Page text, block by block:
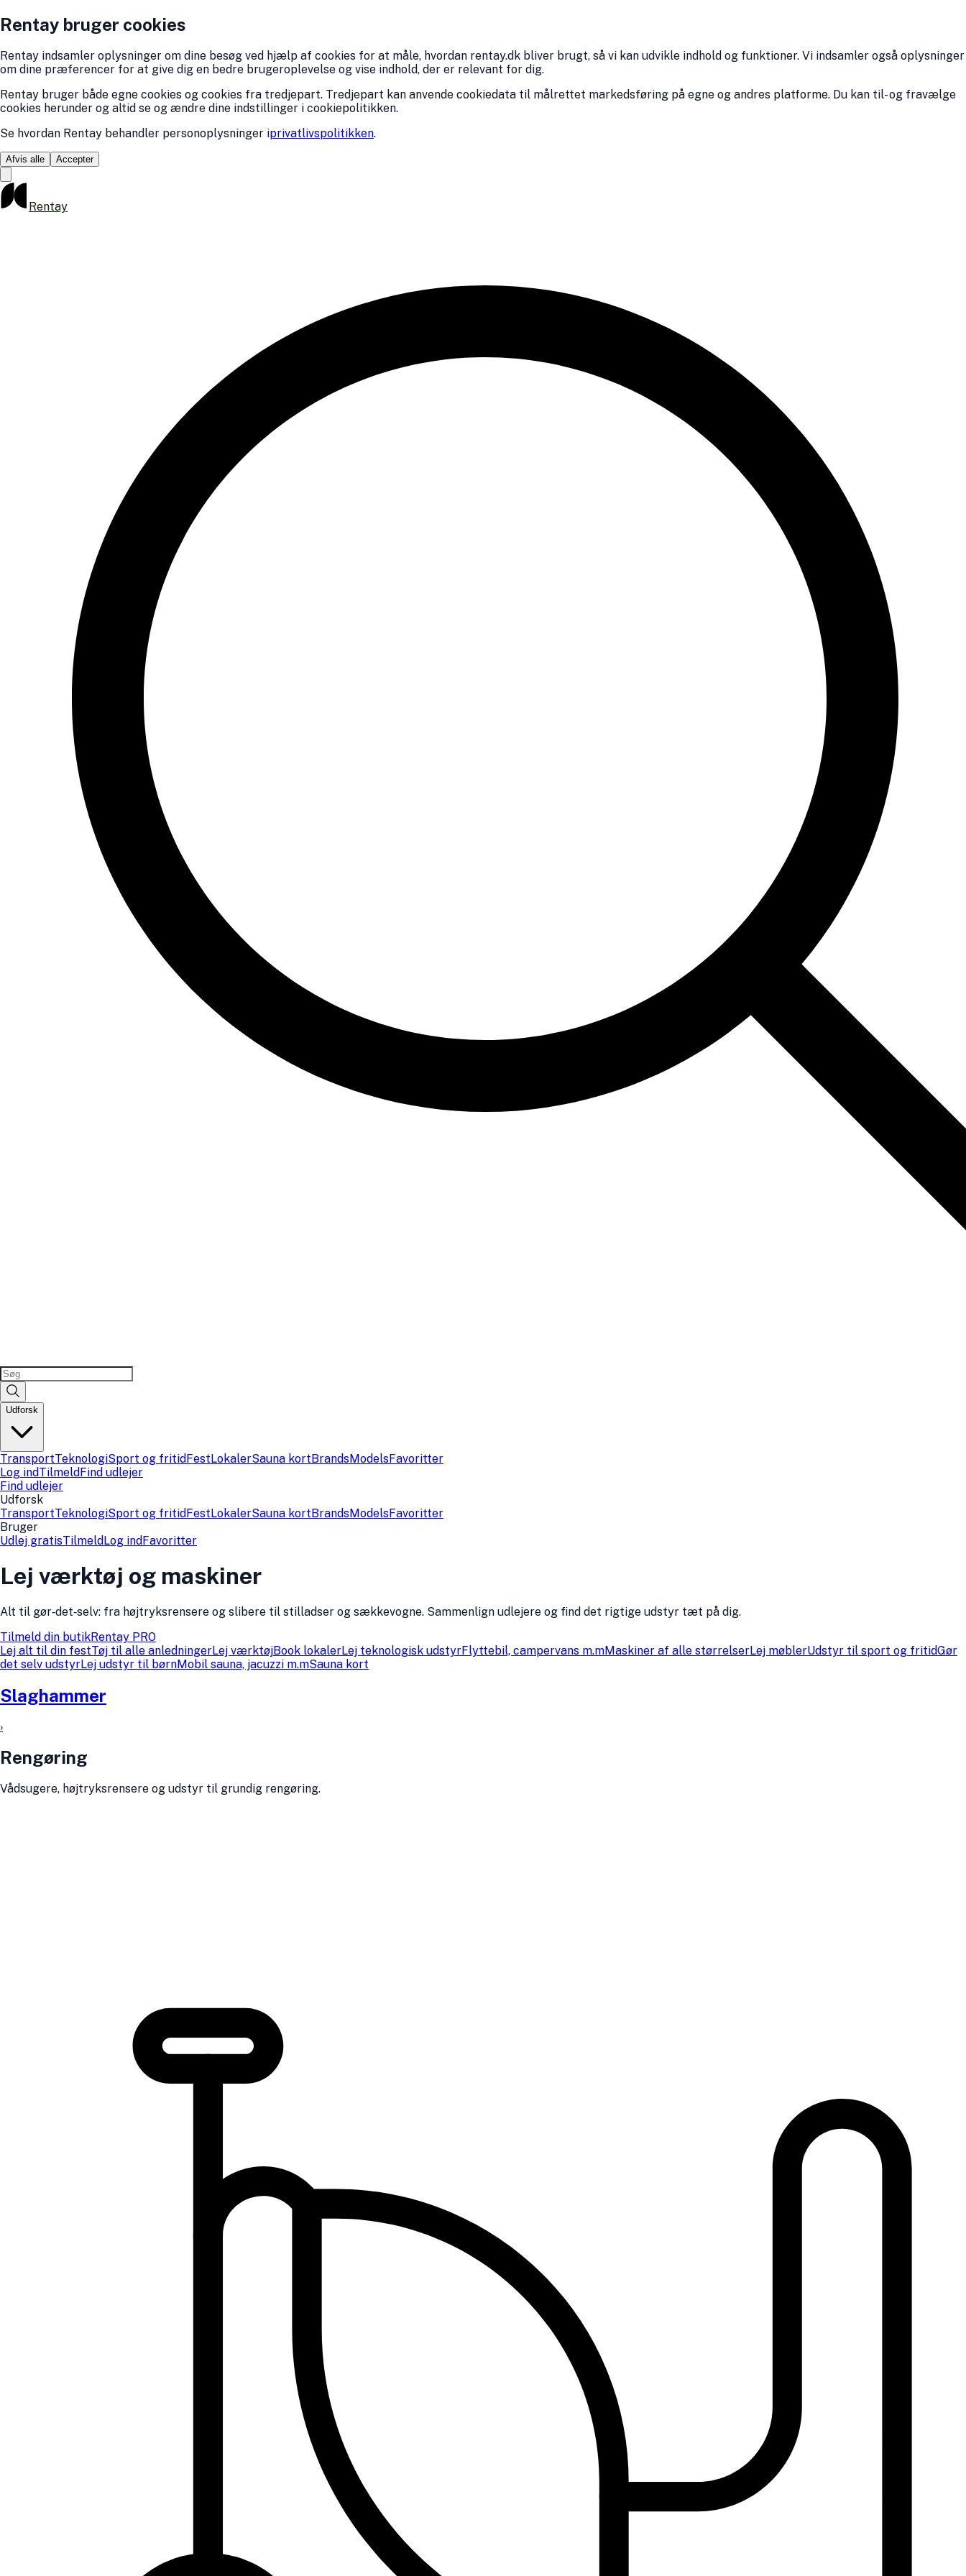
Rentay bruger cookies
Rentay indsamler oplysninger om dine besøg ved hjælp af cookies for at måle, hvordan rentay.dk bliver brugt, så vi kan udvikle indhold og funktioner. Vi indsamler også oplysninger
om dine præferencer for at give dig en bedre brugeroplevelse og vise indhold, der er relevant for dig.
Rentay bruger både egne cookies og cookies fra tredjepart. Tredjepart kan anvende cookiedata til målrettet markedsføring på egne og andres platforme. Du kan til- og fravælge
cookies herunder og altid se og ændre dine indstillinger i cookiepolitikken.
Se hvordan Rentay behandler personoplysninger iprivatlivspolitikken.
Afvis alle Accepter
Rentay
Udforsk
TransportTeknologiSport og fritidFestLokalerSauna kortBrandsModelsFavoritter
Log indTilmeldFind udlejer
Find udlejer
Udforsk
TransportTeknologiSport og fritidFestLokalerSauna kortBrandsModelsFavoritter
Bruger
Udlej gratisTilmeldLog indFavoritter
Lej værktøj og maskiner
Alt til gør‑det‑selv: fra højtryksrensere og slibere til stilladser og sækkevogne. Sammenlign udlejere og find det rigtige udstyr tæt på dig.
Tilmeld din butikRentay PRO
Lej alt til din festTøj til alle anledningerLej værktøjBook lokalerLej teknologisk udstyrFlyttebil, campervans m.mMaskiner af alle størrelserLej møblerUdstyr til sport og fritidGør
det selv udstyrLej udstyr til børnMobil sauna, jacuzzi m.mSauna kort
Slaghammer
›
Rengøring
Vådsugere, højtryksrensere og udstyr til grundig rengøring.